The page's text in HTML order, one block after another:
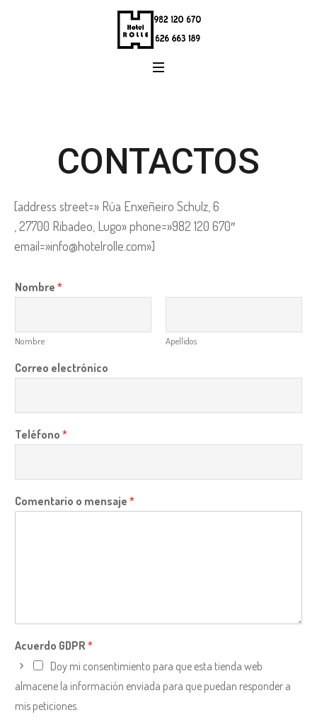
CONTACTOS
[address street=» Rúa Enxeñeiro Schulz, 6
, 27700 Ribadeo, Lugo» phone=»982 120 670″
email=»info@hotelrolle.com»]
Nombre *
Nombre Apellidos
Correo electrónico
Teléfono *
Comentario o mensaje *
Acuerdo GDPR *
Doy mi consentimiento para que esta tienda web
almacene la información enviada para que puedan responder a
mis peticiones.